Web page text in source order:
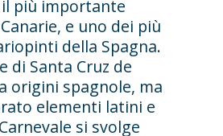
più importante
e uno dei più
della Spagna.
di Santa Cruz de
origini spagnole, ma
elementi latini e
si svolge